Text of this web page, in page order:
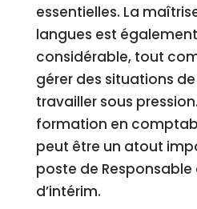
essentielles. La
langues est
considérable, tout
gérer des situations
travailler sous
formation en
peut être un atout
poste de Responsable
d’intérim.